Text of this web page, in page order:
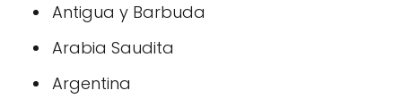
Antigua y Barbuda
Arabia Saudita
Argentina